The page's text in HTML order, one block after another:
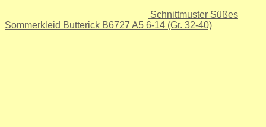
Schnittmuster Süßes
Sommerkleid Butterick B6727 A5 6-14 (Gr. 32-40)